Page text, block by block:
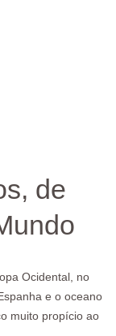
de
Ocidental, no
e o oceano
muito propício ao